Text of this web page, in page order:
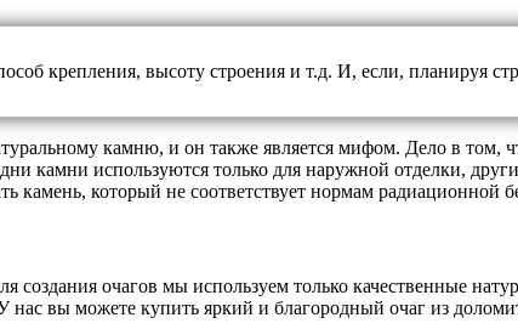
крепления, высоту строения и т.д. И, если, планируя
камню, и он также является мифом. Дело в том,
камни используются только для наружной отделки,
камень, который не соответствует нормам радиационной
очагов мы используем только качественные
вы можете купить яркий и благородный очаг из